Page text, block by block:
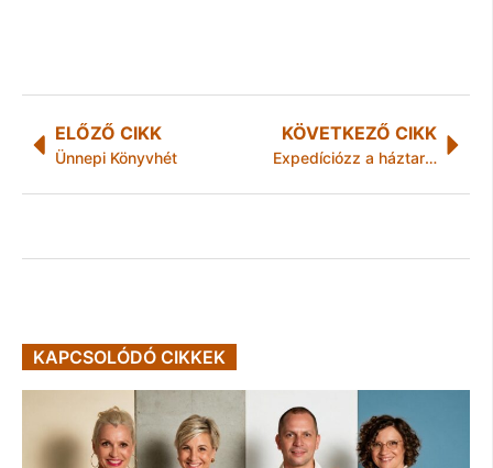
ELŐZŐ CIKK
Ünnepi Könyvhét
KÖVETKEZŐ CIKK
Expedíciózz a háztartásban, a Szinva-teraszon!
KAPCSOLÓDÓ CIKKEK